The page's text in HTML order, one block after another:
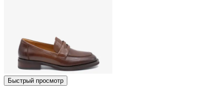
Быстрый просмотр